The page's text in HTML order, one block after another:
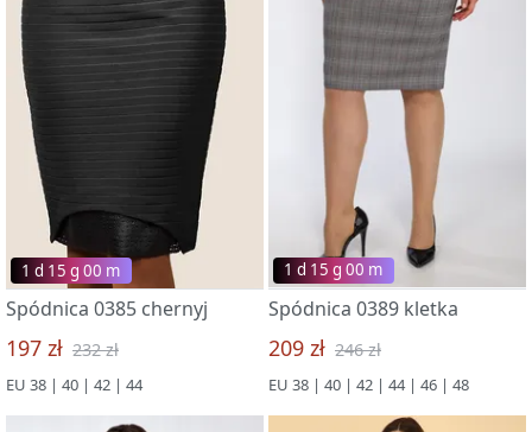
1 d 15 g 00 m
Spódnica 0385 chernyj
197 zł 232 zł
EU 38 | 40 | 42 | 44
1 d 15 g 00 m
Spódnica 0389 kletka
209 zł 246 zł
EU 38 | 40 | 42 | 44 | 46 | 48